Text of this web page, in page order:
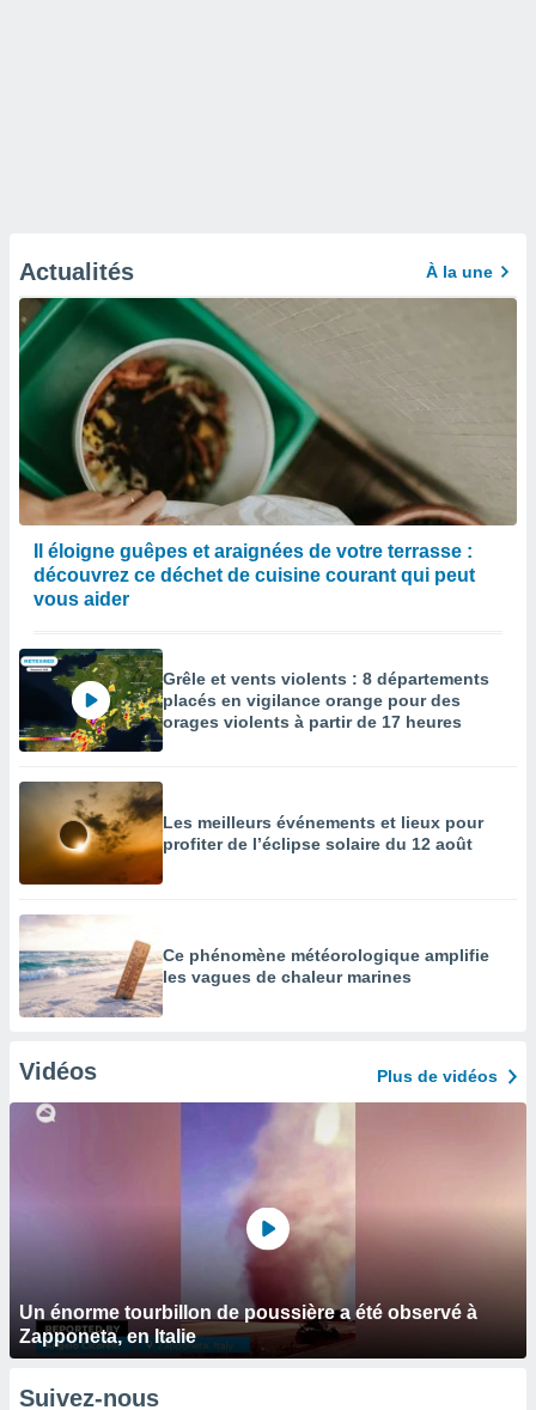
Actualités À la une
Il éloigne guêpes et araignées de votre terrasse :
découvrez ce déchet de cuisine courant qui peut
vous aider
Grêle et vents violents : 8 départements
placés en vigilance orange pour des
orages violents à partir de 17 heures
Les meilleurs événements et lieux pour
profiter de l’éclipse solaire du 12 août
Ce phénomène météorologique amplifie
les vagues de chaleur marines
Vidéos Plus de vidéos
Un énorme tourbillon de poussière a été observé à
Zapponeta, en Italie
Suivez-nous